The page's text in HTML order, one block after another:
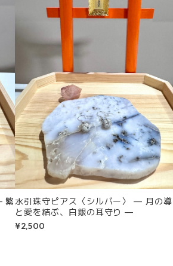
水引珠守ピアス〈シルバー〉 — 月の導き
と愛を結ぶ、白銀の耳守り —
¥2,500